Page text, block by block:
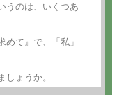
うのは、いくつあ
て』で、「私」
ょうか。